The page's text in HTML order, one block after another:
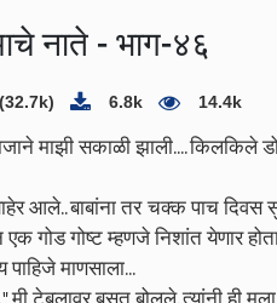
नाते - भाग-४६
(32.7k) 6.8k 14.4k
माझी सकाळी झाली.... किलकिले
आले.. बाबांना तर चक्क पाच दिवस
गोड गोष्ट म्हणजे निशांत येणार
माणसाला...